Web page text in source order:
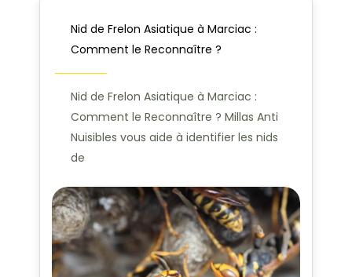
Nid de Frelon Asiatique à Marciac :
Comment le Reconnaître ?
Nid de Frelon Asiatique à Marciac :
Comment le Reconnaître ? Millas Anti
Nuisibles vous aide à identifier les nids
de